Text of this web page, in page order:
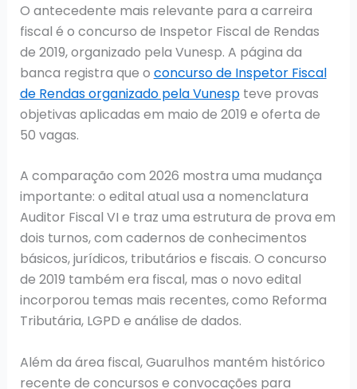
O antecedente mais relevante para a carreira
fiscal é o concurso de Inspetor Fiscal de Rendas
de 2019, organizado pela Vunesp. A página da
banca registra que o concurso de Inspetor Fiscal
de Rendas organizado pela Vunespteve provas
objetivas aplicadas em maio de 2019 e oferta de
50 vagas.
A comparação com 2026 mostra uma mudança
importante: o edital atual usa a nomenclatura
Auditor Fiscal VI e traz uma estrutura de prova em
dois turnos, com cadernos de conhecimentos
básicos, jurídicos, tributários e fiscais. O concurso
de 2019 também era fiscal, mas o novo edital
incorporou temas mais recentes, como Reforma
Tributária, LGPD e análise de dados.
Além da área fiscal, Guarulhos mantém histórico
recente de concursos e convocações para